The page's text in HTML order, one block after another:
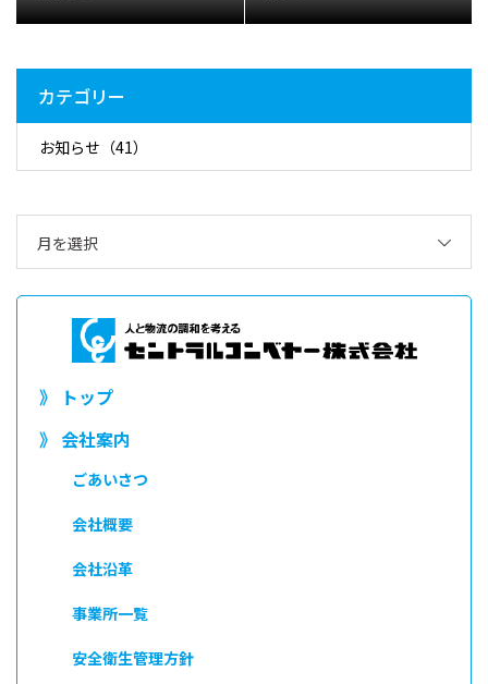
カテゴリー
お知らせ （41）
月を選択
》 トップ
》 会社案内
ごあいさつ
会社概要
会社沿革
事業所一覧
安全衛生管理方針